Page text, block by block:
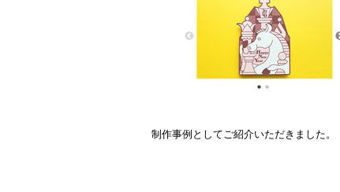
制作事例としてご紹介いただきました。